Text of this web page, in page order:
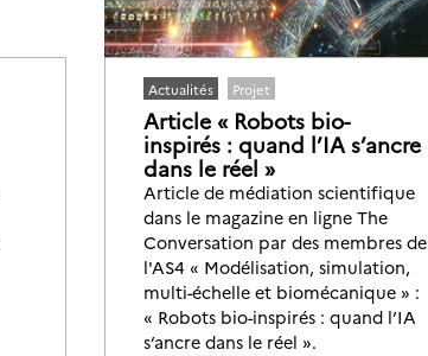
Actualités Projet
Article « Robots bio-
inspirés : quand l’IA s’ancre
dans le réel »
Article de médiation scientifique
dans le magazine en ligne The
Conversation par des membres de
l'AS4 « Modélisation, simulation,
multi-échelle et biomécanique » :
« Robots bio-inspirés : quand l’IA
s’ancre dans le réel ».